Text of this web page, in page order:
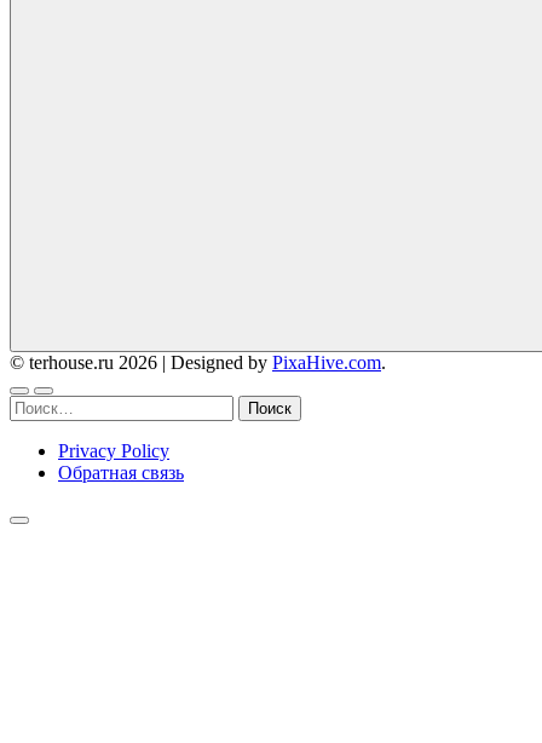
© terhouse.ru 2026 | Designed by PixaHive.com.
Найти:
Privacy Policy
Обратная связь